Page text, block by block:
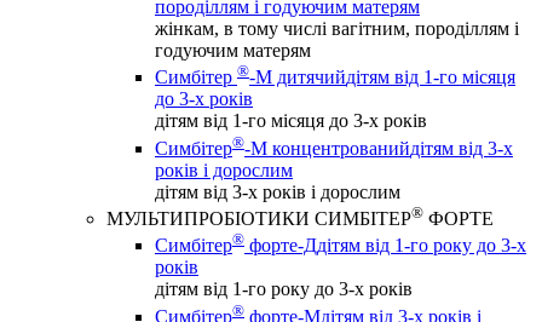
породіллям і годуючим матерям
жінкам, в тому числі вагітним, породіллям і
годуючим матерям
Симбітер ®-М дитячийдітям від 1-го місяця
до 3-х років
дітям від 1-го місяця до 3-х років
Симбітер®-М концентрованийдітям від 3-х
років і дорослим
дітям від 3-х років і дорослим
МУЛЬТИПРОБІОТИКИ СИМБІТЕР® ФОРТЕ
Симбітер® форте-Ддітям від 1-го року до 3-х
років
дітям від 1-го року до 3-х років
Симбітер® форте-Мдітям від 3-х років і